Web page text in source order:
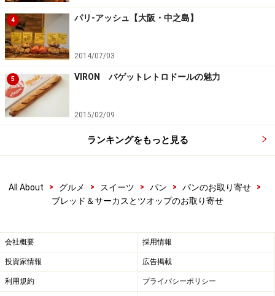
フルーツ800
フルーツ800
どのパンもずっしりと内容充実感がありますが、ライ麦
粉、石臼挽全粒粉、グラハム粉の生地にフルーツとナッ
ツぎっしりのこのパンもかなりのものです。ハーフサイ
ズで。
4 パリ-アッシュ【大阪・中之島】
2014/07/03
5 VIRON バゲットレトロドールの魅力
2015/02/09
ランキングをもっと見る
All About > グルメ > スイーツ > パン > パンのお取り寄せ
>
ブレッド＆サーカスとツオップのお取り寄せ
会社概要 採用情報
投資家情報 広告掲載
利用規約 プライバシーポリシー